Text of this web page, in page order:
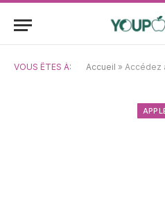
VOUS ÊTES À: Accueil » Accédez aux liens directs